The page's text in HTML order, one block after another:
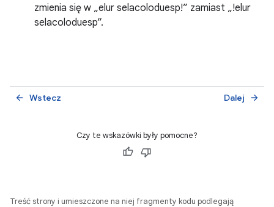
zmienia się w „elur selacoloduesp!” zamiast „!elur
selacoloduesp”.
Wstecz
arrow_back Dalej arrow_forward
Czy te wskazówki były pomocne?
Treść strony i umieszczone na niej fragmenty kodu podlegają